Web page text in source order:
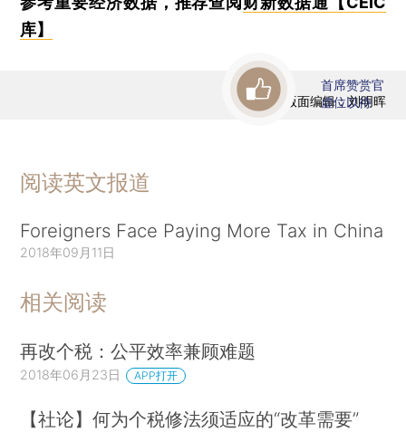
库】
版面编辑：刘明晖
首席赞赏官
虚位以待
阅读英文报道
Foreigners Face Paying More Tax in China
2018年09月11日
相关阅读
再改个税：公平效率兼顾难题
2018年06月23日 APP打开
【社论】何为个税修法须适应的“改革需要”